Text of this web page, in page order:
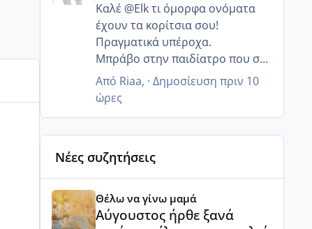
Καλέ @Elk τι όμορφα ονόματα
έχουν τα κορίτσια σου!
Πραγματικά υπέροχα.
Μπράβο στην παιδίατρο που σε
συμβούλευσε να συνεχίσεις με
αποκλειστικό θηλασμό γιατί
συνήθως οι περισσότεροι λένε
οδηγήσει ο μπαμπάς σου και να
σας επισκεφτούν 🙂 ευχαριστώ
για τις ευχές για τον πεθερό μου.
@Eirin σε ευχαριστώ και εσένα
Από Riaa, · Δημοσίευση πριν 10
ώρες
Νέες συζητήσεις
Αύγουστος ήρθε ξανά γεμάτος γέλια και
Θέλω να γίνω μαμά
Αύγουστος ήρθε ξανά